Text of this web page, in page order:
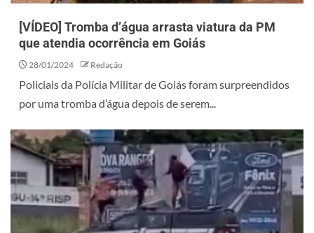
[VÍDEO] Tromba d’água arrasta viatura da PM
que atendia ocorrência em Goiás
28/01/2024 Redação
Policiais da Polícia Militar de Goiás foram surpreendidos
por uma tromba d’água depois de serem...